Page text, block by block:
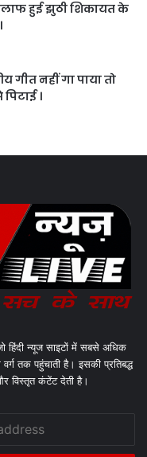
हुई झुठी शिकायत के
गीत नहीं गा पाया तो
।
हिंदी न्यूज साइटों में सबसे अधिक
तक पहुंचाती है। इसकी प्रतिबद्ध
विस्तृत कंटेंट देती है।